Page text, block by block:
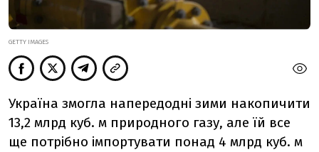
GETTY IMAGES
Україна змогла напередодні зими накопичити
13,2 млрд куб. м природного газу, але їй все
ще потрібно імпортувати понад 4 млрд куб. м